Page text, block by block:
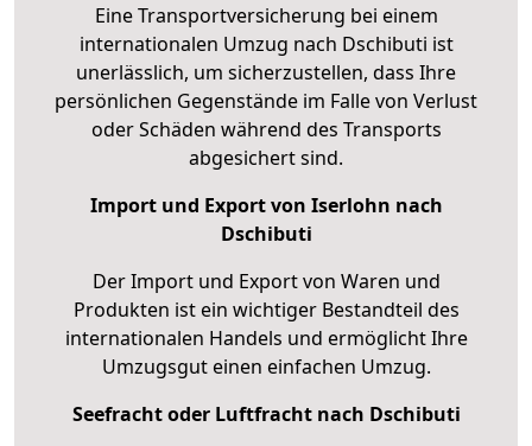
Eine Transportversicherung bei einem
internationalen Umzug nach Dschibuti ist
unerlässlich, um sicherzustellen, dass Ihre
persönlichen Gegenstände im Falle von Verlust
oder Schäden während des Transports
abgesichert sind.
Import und Export von Iserlohn nach
Dschibuti
Der Import und Export von Waren und
Produkten ist ein wichtiger Bestandteil des
internationalen Handels und ermöglicht Ihre
Umzugsgut einen einfachen Umzug.
Seefracht oder Luftfracht nach Dschibuti